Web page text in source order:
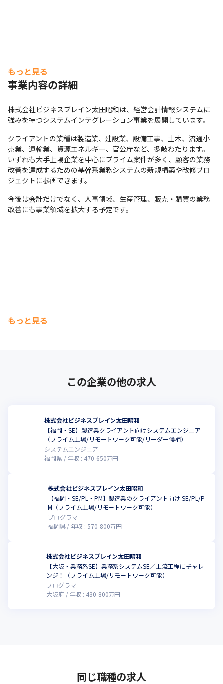
もっと見る
事業内容の詳細
株式会社ビジネスブレイン太田昭和は、経営会計情報システムに
強みを持つシステムインテグレーション事業を展開しています。
クライアントの業種は製造業、建設業、設備工事、土木、流通小
売業、運輸業、資源エネルギー、官公庁など、多岐わたります。
いずれも大手上場企業を中心にプライム案件が多く、顧客の業務
改善を達成するための基幹系業務システムの新規構築や改修プロ
ジェクトに参画できます。
今後は会計だけでなく、人事領域、生産管理、販売・購買の業務
改善にも事業領域を拡大する予定です。
もっと見る
この企業の他の求人
株式会社ビジネスブレイン太田昭和
【福岡・SE】製造業クライアント向けシステムエンジニア
（プライム上場/リモートワーク可能/リーダー候補）
システムエンジニア
福岡県
年収 : 470-650万円
株式会社ビジネスブレイン太田昭和
【福岡・SE/PL・PM】製造業のクライアント向け SE/PL/P
M（プライム上場/リモートワーク可能）
プログラマ
福岡県
年収 : 570-800万円
株式会社ビジネスブレイン太田昭和
【大阪・業務系SE】業務系システムSE／上流工程にチャレ
ンジ！（プライム上場/リモートワーク可能）
プログラマ
大阪府
年収 : 430-800万円
同じ職種の求人